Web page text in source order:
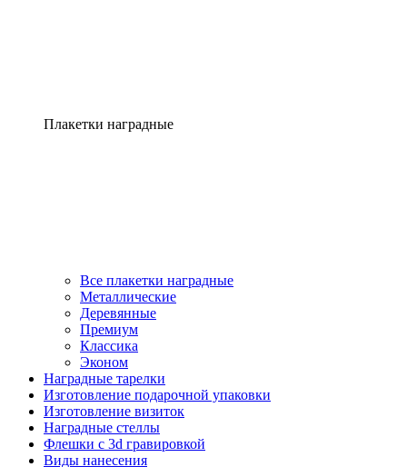
Плакетки наградные
Все плакетки наградные
Металлические
Деревянные
Премиум
Классика
Эконом
Наградные тарелки
Изготовление подарочной упаковки
Изготовление визиток
Наградные стеллы
Флешки с 3d гравировкой
Виды нанесения